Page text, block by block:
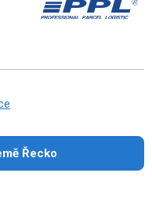
Řecko